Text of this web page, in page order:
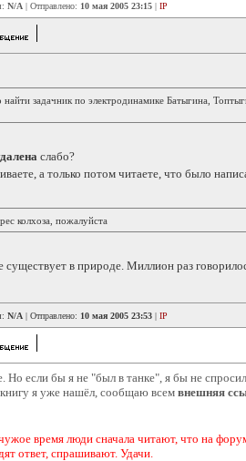
N/A | Отправлено: 10 мая 2005 23:15 | IP
задачник по электродинамике Батыгина,
слабо?
а только потом читаете, что было
колхоза, пожалуйста
существует в природе. Миллион раз
N/A | Отправлено: 10 мая 2005 23:53 | IP
Но если бы я не "был в танке", я бы не
я уже нашёл, сообщаю всем внешняя
время люди сначала читают, что на
ответ, спрашивают. Удачи.